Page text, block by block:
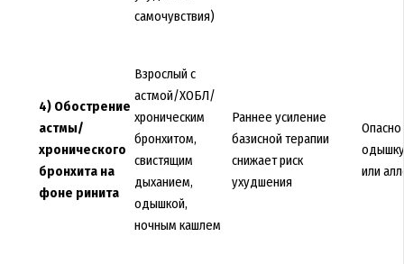
самочувствия)
4) Обострение
астмы/
хронического
бронхита на
фоне ринита
Взрослый с
астмой/ХОБЛ/
хроническим
бронхитом,
свистящим
дыханием,
одышкой,
ночным кашлем
Раннее усиление
базисной терапии
снижает риск
ухудшения
Опасно
или